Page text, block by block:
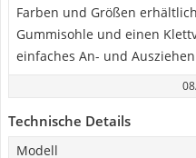
Farben und Größen
Gummisohle und einen
einfaches An- und
Technische Details
Modell